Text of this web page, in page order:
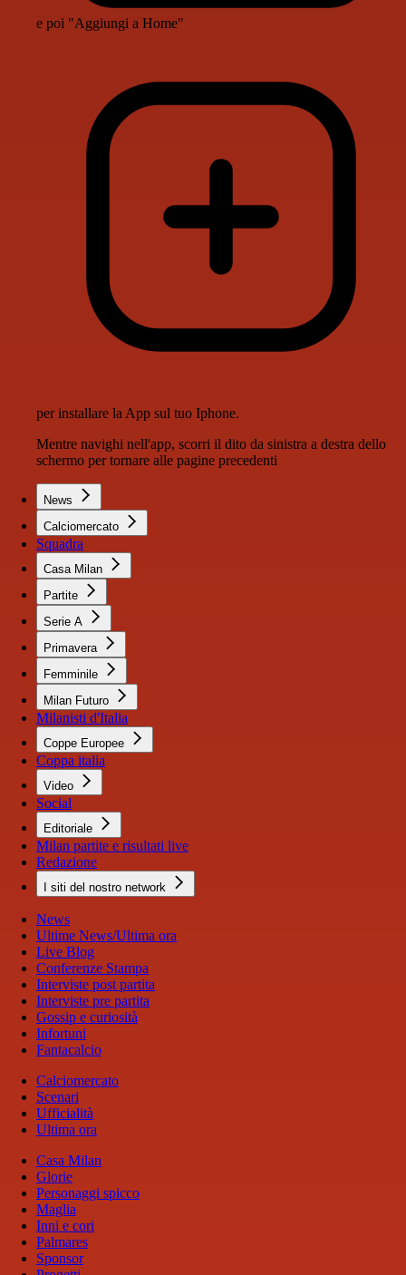
e poi "Aggiungi a Home"
per installare la App sul tuo Iphone.
Mentre navighi nell'app, scorri il dito da sinistra a destra dello
schermo per tornare alle pagine precedenti
News
Calciomercato
Squadra
Casa Milan
Partite
Serie A
Primavera
Femminile
Milan Futuro
Milanisti d'Italia
Coppe Europee
Coppa italia
Video
Social
Editoriale
Milan partite e risultati live
Redazione
I siti del nostro network
News
Ultime News/Ultima ora
Live Blog
Conferenze Stampa
Interviste post partita
Interviste pre partita
Gossip e curiosità
Infortuni
Fantacalcio
Calciomercato
Scenari
Ufficialità
Ultima ora
Casa Milan
Glorie
Personaggi spicco
Maglia
Inni e cori
Palmares
Sponsor